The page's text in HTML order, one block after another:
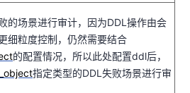
的场景进行审计，因为DDL 操作由会
细粒度控制，仍然需要结合
的配置情况，所以此处配置ddl后，
指定类型的DDL 失败场景进行审